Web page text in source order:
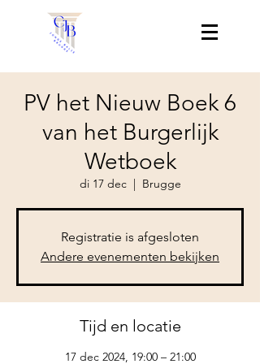
PV het Nieuw Boek 6
van het Burgerlijk
Wetboek
di 17 dec
  |
Brugge
Registratie is afgesloten
Andere evenementen bekijken
Tijd en locatie
17 dec 2024, 19:00 – 21:00